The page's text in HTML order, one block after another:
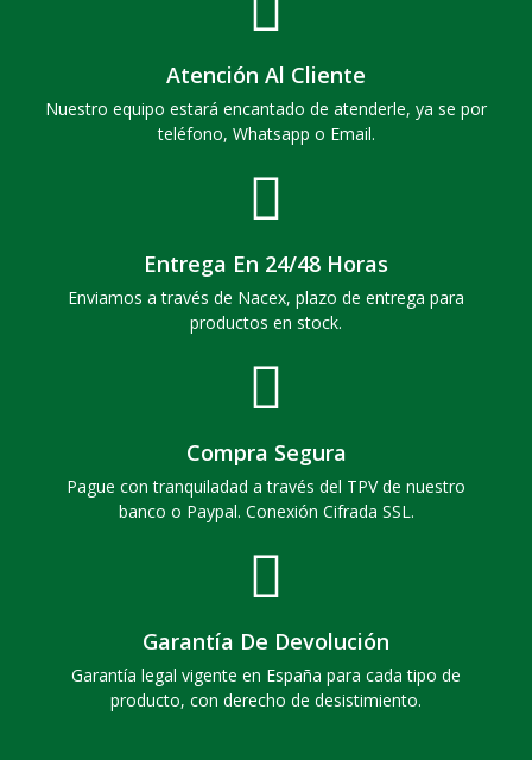
Atención Al Cliente
Nuestro equipo estará encantado de atenderle, ya se por
teléfono, Whatsapp o Email.
Entrega En 24/48 Horas
Enviamos a través de Nacex, plazo de entrega para
productos en stock.
Compra Segura
Pague con tranquiladad a través del TPV de nuestro
banco o Paypal. Conexión Cifrada SSL.
Garantía De Devolución
Garantía legal vigente en España para cada tipo de
producto, con derecho de desistimiento.